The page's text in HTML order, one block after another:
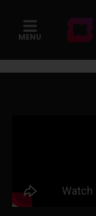
MENU